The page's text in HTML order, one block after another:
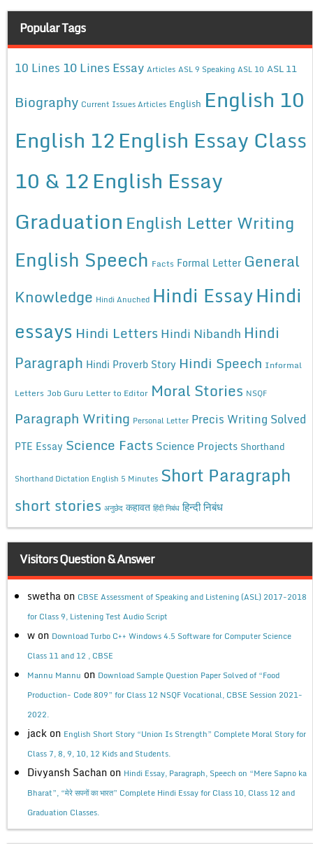
Popular Tags
10 Lines 10 Lines Essay Articles ASL 9 Speaking ASL 10 ASL 11
Biography Current Issues Articles English English 10
English 12English Essay Class
10 & 12English Essay
Graduation English Letter Writing
English Speech Facts Formal Letter General
Knowledge Hindi Anuched Hindi EssayHindi
essays Hindi Letters Hindi Nibandh Hindi
Paragraph Hindi Proverb Story Hindi Speech Informal
Letters Job Guru Letter to Editor Moral Stories NSQF
Paragraph Writing Personal Letter Precis Writing Solved
PTE Essay Science Facts Science Projects Shorthand
Shorthand Dictation English 5 Minutes Short Paragraph
short stories अनुछेद कहावत हिंदी निबंध हिन्दी निबंध
Visitors Question & Answer
swetha on CBSE Assessment of Speaking and Listening (ASL) 2017-2018
for Class 9, Listening Test Audio Script
w on Download Turbo C++ Windows 4.5 Software for Computer Science
Class 11 and 12 , CBSE
Mannu Mannu on Download Sample Question Paper Solved of “Food
Production- Code 809” for Class 12 NSQF Vocational, CBSE Session 2021-
2022.
jack on English Short Story “Union Is Strength” Complete Moral Story for
Class 7, 8, 9, 10, 12 Kids and Students.
Divyansh Sachan on Hindi Essay, Paragraph, Speech on “Mere Sapno ka
Bharat”, “मेरे सपनों का भारत” Complete Hindi Essay for Class 10, Class 12 and
Graduation Classes.